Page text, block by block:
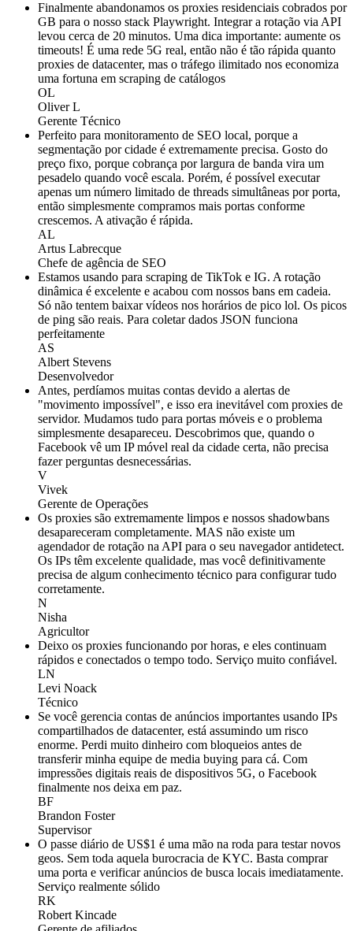
Finalmente abandonamos os proxies residenciais cobrados por
GB para o nosso stack Playwright. Integrar a rotação via API
levou cerca de 20 minutos. Uma dica importante: aumente os
timeouts! É uma rede 5G real, então não é tão rápida quanto
proxies de datacenter, mas o tráfego ilimitado nos economiza
uma fortuna em scraping de catálogos
OL
Oliver L
Gerente Técnico
Perfeito para monitoramento de SEO local, porque a
segmentação por cidade é extremamente precisa. Gosto do
preço fixo, porque cobrança por largura de banda vira um
pesadelo quando você escala. Porém, é possível executar
apenas um número limitado de threads simultâneas por porta,
então simplesmente compramos mais portas conforme
crescemos. A ativação é rápida.
AL
Artus Labrecque
Chefe de agência de SEO
Estamos usando para scraping de TikTok e IG. A rotação
dinâmica é excelente e acabou com nossos bans em cadeia.
Só não tentem baixar vídeos nos horários de pico lol. Os picos
de ping são reais. Para coletar dados JSON funciona
perfeitamente
AS
Albert Stevens
Desenvolvedor
Antes, perdíamos muitas contas devido a alertas de
"movimento impossível", e isso era inevitável com proxies de
servidor. Mudamos tudo para portas móveis e o problema
simplesmente desapareceu. Descobrimos que, quando o
Facebook vê um IP móvel real da cidade certa, não precisa
fazer perguntas desnecessárias.
V
Vivek
Gerente de Operações
Os proxies são extremamente limpos e nossos shadowbans
desapareceram completamente. MAS não existe um
agendador de rotação na API para o seu navegador antidetect.
Os IPs têm excelente qualidade, mas você definitivamente
precisa de algum conhecimento técnico para configurar tudo
corretamente.
N
Nisha
Agricultor
Deixo os proxies funcionando por horas, e eles continuam
rápidos e conectados o tempo todo. Serviço muito confiável.
LN
Levi Noack
Técnico
Se você gerencia contas de anúncios importantes usando IPs
compartilhados de datacenter, está assumindo um risco
enorme. Perdi muito dinheiro com bloqueios antes de
transferir minha equipe de media buying para cá. Com
impressões digitais reais de dispositivos 5G, o Facebook
finalmente nos deixa em paz.
BF
Brandon Foster
Supervisor
O passe diário de US$1 é uma mão na roda para testar novos
geos. Sem toda aquela burocracia de KYC. Basta comprar
uma porta e verificar anúncios de busca locais imediatamente.
Serviço realmente sólido
RK
Robert Kincade